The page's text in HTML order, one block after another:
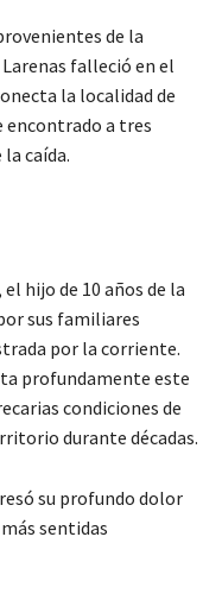
de la
falleció en el
la localidad de
encontrado a tres
caída.
hijo de 10 años de la
sus familiares
por la corriente.
profundamente este
condiciones de
durante décadas.
su profundo dolor
sentidas